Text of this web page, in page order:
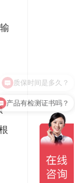
产品有检测证书吗？